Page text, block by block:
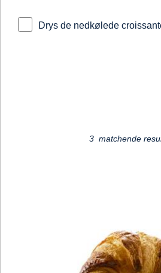
Drys de nedkølede
3 matchende